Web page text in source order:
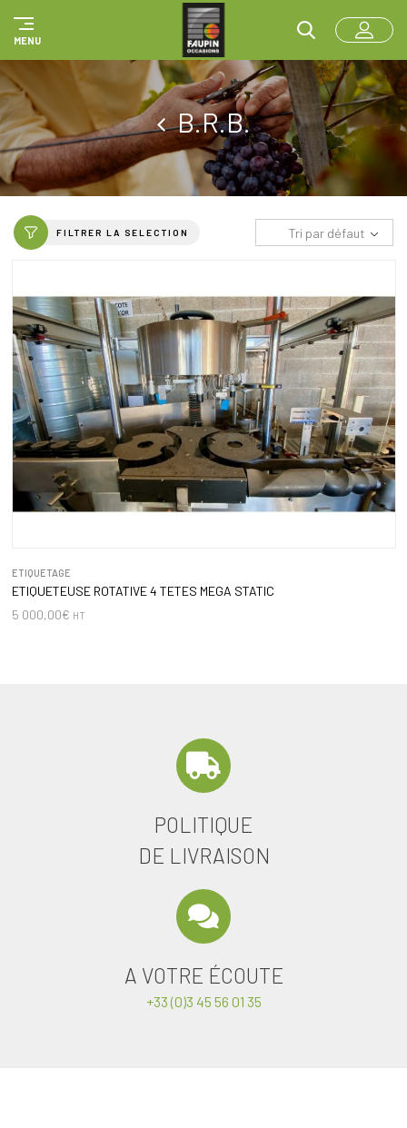
MENU
B.R.B.
FILTRER LA SELECTION Tri par défaut
ETIQUETAGE
ETIQUETEUSE ROTATIVE 4 TETES MEGA STATIC
5 000,00€ HT
POLITIQUE
DE LIVRAISON
A VOTRE ÉCOUTE
+33 (0)3 45 56 01 35
Panneau de gestion des cookies